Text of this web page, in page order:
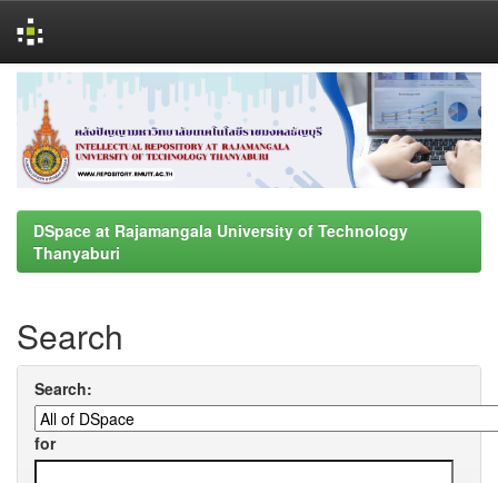
navigation
DSpace at Rajamangala University of Technology
Thanyaburi
Search
Search:
for